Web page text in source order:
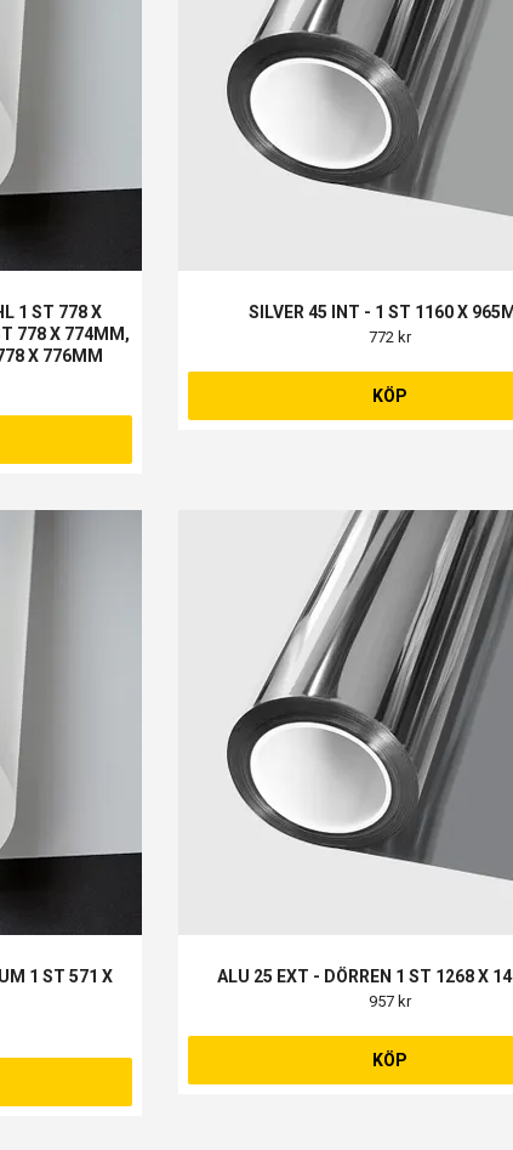
1 ST 778 X
778 X 774MM,
X 776MM
SILVER 45 INT - 1 ST 1160 X
772 kr
KÖP
1 ST 571 X
ALU 25 EXT - DÖRREN 1 ST 1268 X
957 kr
KÖP